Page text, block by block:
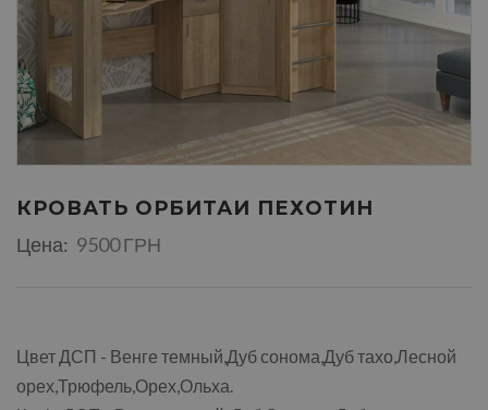
КРОВАТЬ ОРБИТАИ ПЕХОТИН
Цена: 9500 ГРН
Цвет ДСП - Венге темный,Дуб сонома,Дуб тахо,Лесной
орех,Трюфель,Орех,Ольха.